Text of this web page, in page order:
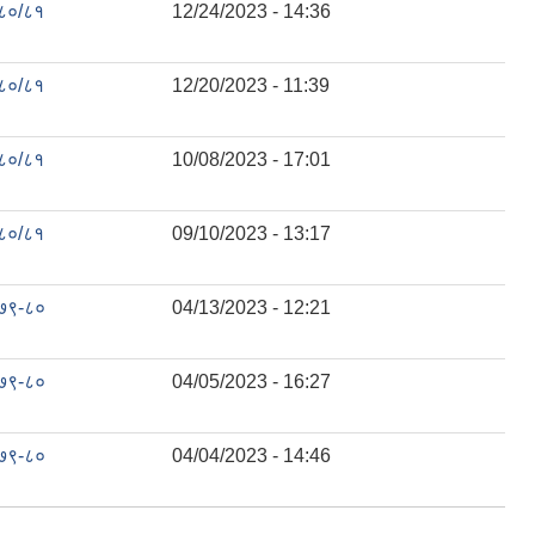
८१ 12/24/2023 - 14:36
८१ 12/20/2023 - 11:39
८१ 10/08/2023 - 17:01
८१ 09/10/2023 - 13:17
८० 04/13/2023 - 12:21
८० 04/05/2023 - 16:27
८० 04/04/2023 - 14:46